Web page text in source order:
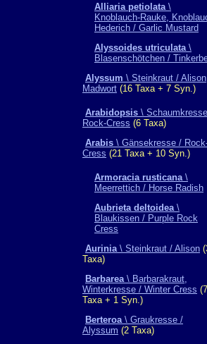
Alliaria petiolata\
Knoblauch-Rauke,
Hederich / Garlic Mustard
Alyssoides utriculata\
Blasenschötchen /
Alyssum \ Steinkraut /
Madwort (16 Taxa + 7 Syn.)
Arabidopsis \
Rock-Cress (6 Taxa)
Arabis \ Gänsekresse /
Cress (21 Taxa + 10 Syn.)
Armoracia rusticana\
Meerrettich / Horse Radish
Aubrieta deltoidea\
Blaukissen / Purple Rock
Cress
Aurinia\ Steinkraut / Alison
Taxa)
Barbarea\ Barbarakraut,
Winterkresse / Winter Cress (7
Taxa + 1 Syn.)
Berteroa\ Graukresse /
Alyssum (2 Taxa)